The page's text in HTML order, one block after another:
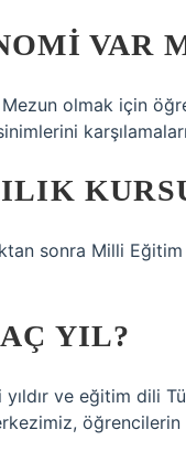
VAR
olmak için
sonra Milli Eğitim
YIL?
ve eğitim dili
öğrencilerin